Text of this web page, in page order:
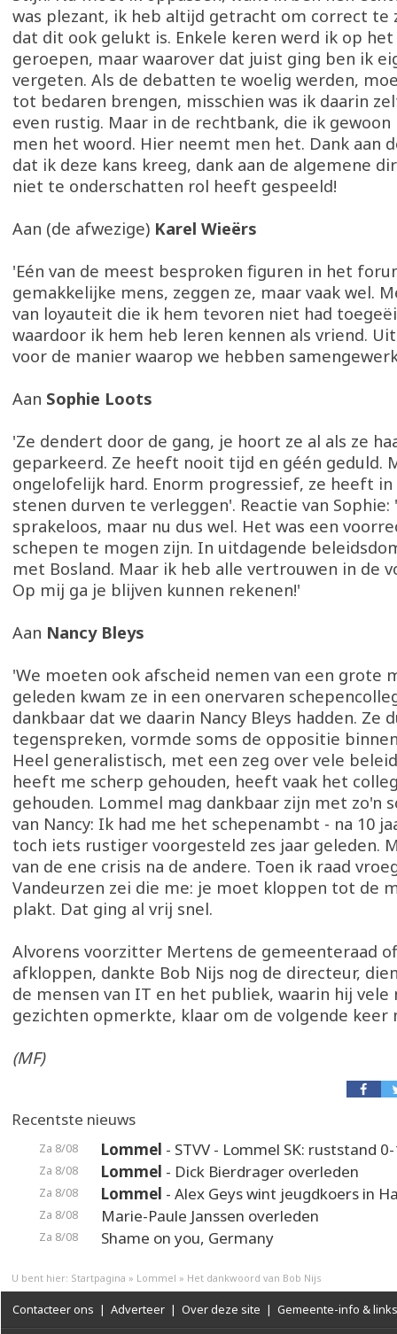
was plezant, ik heb altijd getracht om correct te
dat dit ook gelukt is. Enkele keren werd ik op
geroepen, maar waarover dat juist ging ben ik
vergeten. Als de debatten te woelig werden,
tot bedaren brengen, misschien was ik daarin
even rustig. Maar in de rechtbank, die ik gewoon
men het woord. Hier neemt men het. Dank aan
dat ik deze kans kreeg, dank aan de algemene
niet te onderschatten rol heeft gespeeld!
Aan (de afwezige) Karel Wieërs
'Eén van de meest besproken figuren in het
gemakkelijke mens, zeggen ze, maar vaak wel.
van loyauteit die ik hem tevoren niet had
waardoor ik hem heb leren kennen als vriend.
voor de manier waarop we hebben
Aan Sophie Loots
'Ze dendert door de gang, je hoort ze al als ze
geparkeerd. Ze heeft nooit tijd en géén geduld.
ongelofelijk hard. Enorm progressief, ze heeft
stenen durven te verleggen'. Reactie van
sprakeloos, maar nu dus wel. Het was een
schepen te mogen zijn. In uitdagende
met Bosland. Maar ik heb alle vertrouwen in de
Op mij ga je blijven kunnen rekenen!'
Aan Nancy Bleys
'We moeten ook afscheid nemen van een grote
geleden kwam ze in een onervaren
dankbaar dat we daarin Nancy Bleys hadden. Ze
tegenspreken, vormde soms de oppositie
Heel generalistisch, met een zeg over vele
heeft me scherp gehouden, heeft vaak het
gehouden. Lommel mag dankbaar zijn met zo'n
van Nancy: Ik had me het schepenambt - na 10
toch iets rustiger voorgesteld zes jaar geleden.
van de ene crisis na de andere. Toen ik raad
Vandeurzen zei die me: je moet kloppen tot de
plakt. Dat ging al vrij snel.
Alvorens voorzitter Mertens de gemeenteraad
afkloppen, dankte Bob Nijs nog de directeur,
de mensen van IT en het publiek, waarin hij vele
gezichten opmerkte, klaar om de volgende keer
(MF)
Recentste nieuws
Za 8/08 Lommel - STVV - Lommel SK: ruststand
Za 8/08 Lommel - Dick Bierdrager overleden
Za 8/08 Lommel - Alex Geys wint jeugdkoers in
Za 8/08 Marie-Paule Janssen overleden
Za 8/08 Shame on you, Germany
U bent hier: Startpagina » Lommel » Het dankwoord van Bob Nijs
Contacteer ons | Adverteer | Over deze site | Gemeente-info & links